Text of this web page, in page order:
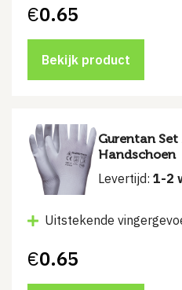
€0.65
Bekijk product
Gurentan Set
Handschoen
Levertijd: 1-2
Uitstekende
€0.65